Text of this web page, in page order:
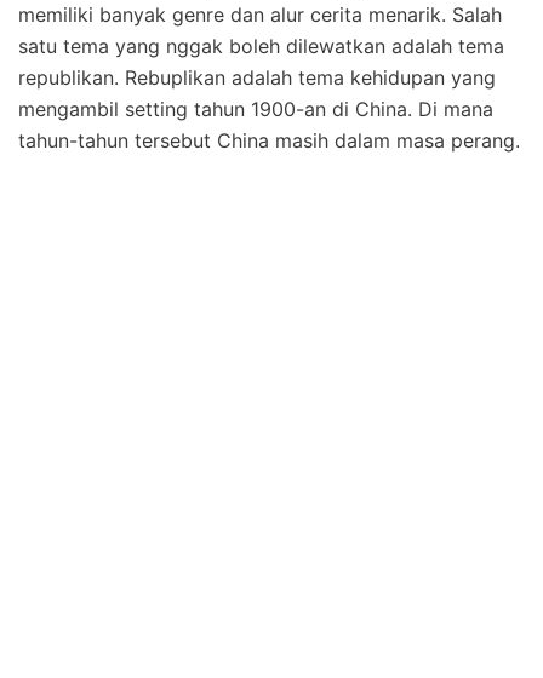
memiliki banyak genre dan alur cerita menarik. Salah
satu tema yang nggak boleh dilewatkan adalah tema
republikan. Rebuplikan adalah tema kehidupan yang
mengambil setting tahun 1900-an di China. Di mana
tahun-tahun tersebut China masih dalam masa perang.